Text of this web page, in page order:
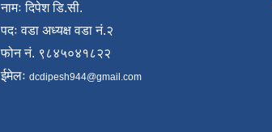
नामः दिपेश डि.सी.
पदः वडा अध्यक्ष वडा नं.२
फोन नं. ९८४५०४१८२२
ईमेलः dcdipesh944@gmail.com